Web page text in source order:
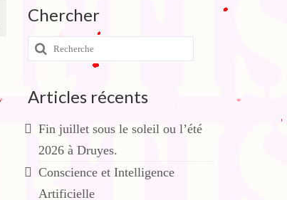
Chercher
Rechercher
:
Articles récents
Fin juillet sous le soleil ou l’été
2026 à Druyes.
Conscience et Intelligence
Artificielle